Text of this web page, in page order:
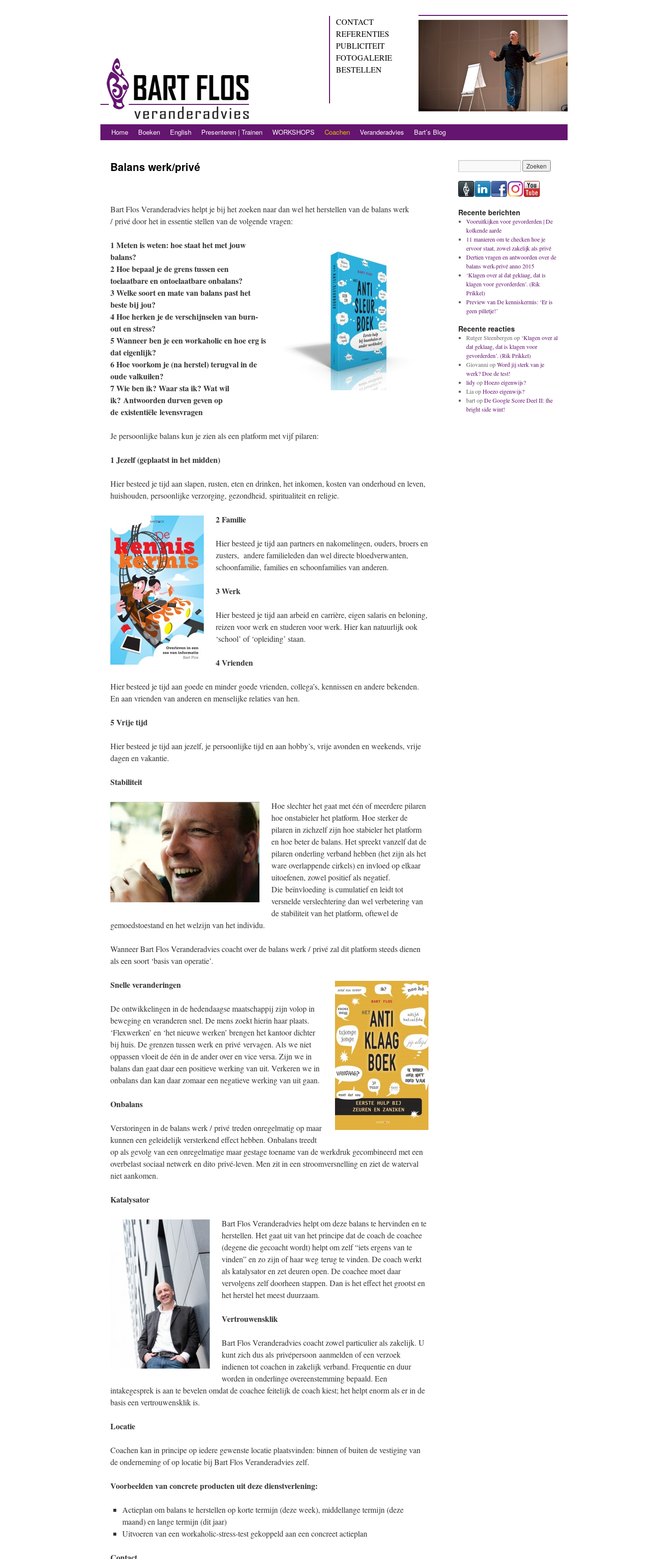
CONTACT
REFERENTIES
PUBLICITEIT
FOTOGALERIE
BESTELLEN
Home Boeken English Presenteren | Trainen WORKSHOPS Coachen Veranderadvies Bart’s Blog
Balans werk/privé
Bart Flos Veranderadvies helpt je bij het zoeken naar dan wel het herstellen van de balans werk
/ privé door het in essentie stellen van de volgende vragen:
1 Meten is weten: hoe staat het met jouw
balans?
2 Hoe bepaal je de grens tussen een
toelaatbare en ontoelaatbare onbalans?
3 Welke soort en mate van balans past het
beste bij jou?
4 Hoe herken je de verschijnselen van burn-
out en stress?
5 Wanneer ben je een workaholic en hoe erg is
dat eigenlijk?
6 Hoe voorkom je (na herstel) terugval in de
oude valkuilen?
7 Wie ben ik? Waar sta ik? Wat wil
ik? Antwoorden durven geven op
de existentiële levensvragen
Je persoonlijke balans kun je zien als een platform met vijf pilaren:
1 Jezelf (geplaatst in het midden)
Hier besteed je tijd aan slapen, rusten, eten en drinken, het inkomen, kosten van onderhoud en leven,
huishouden, persoonlijke verzorging, gezondheid, spiritualiteit en religie.
2 Familie
Hier besteed je tijd aan partners en nakomelingen, ouders, broers en
zusters, andere familieleden dan wel directe bloedverwanten,
schoonfamilie, families en schoonfamilies van anderen.
3 Werk
Hier besteed je tijd aan arbeid en carrière, eigen salaris en beloning,
reizen voor werk en studeren voor werk. Hier kan natuurlijk ook
‘school’ of ‘opleiding’ staan.
4 Vrienden
Hier besteed je tijd aan goede en minder goede vrienden, collega’s, kennissen en andere bekenden.
En aan vrienden van anderen en menselijke relaties van hen.
5 Vrije tijd
Hier besteed je tijd aan jezelf, je persoonlijke tijd en aan hobby’s, vrije avonden en weekends, vrije
dagen en vakantie.
Stabiliteit
Hoe slechter het gaat met één of meerdere pilaren
hoe onstabieler het platform. Hoe sterker de
pilaren in zichzelf zijn hoe stabieler het platform
en hoe beter de balans. Het spreekt vanzelf dat de
pilaren onderling verband hebben (het zijn als het
ware overlappende cirkels) en invloed op elkaar
uitoefenen, zowel positief als negatief.
Die beïnvloeding is cumulatief en leidt tot
versnelde verslechtering dan wel verbetering van
de stabiliteit van het platform, oftewel de
gemoedstoestand en het welzijn van het individu.
Wanneer Bart Flos Veranderadvies coacht over de balans werk / privé zal dit platform steeds dienen
als een soort ‘basis van operatie’.
Snelle veranderingen
De ontwikkelingen in de hedendaagse maatschappij zijn volop in
beweging en veranderen snel. De mens zoekt hierin haar plaats.
‘Flexwerken’ en ‘het nieuwe werken’ brengen het kantoor dichter
bij huis. De grenzen tussen werk en privé vervagen. Als we niet
oppassen vloeit de één in de ander over en vice versa. Zijn we in
balans dan gaat daar een positieve werking van uit. Verkeren we in
onbalans dan kan daar zomaar een negatieve werking van uit gaan.
Onbalans
Verstoringen in de balans werk / privé treden onregelmatig op maar
kunnen een geleidelijk versterkend effect hebben. Onbalans treedt
op als gevolg van een onregelmatige maar gestage toename van de werkdruk gecombineerd met een
overbelast sociaal netwerk en dito privé-leven. Men zit in een stroomversnelling en ziet de waterval
niet aankomen.
Katalysator
Bart Flos Veranderadvies helpt om deze balans te hervinden en te
herstellen. Het gaat uit van het principe dat de coach de coachee
(degene die gecoacht wordt) helpt om zelf “iets ergens van te
vinden” en zo zijn of haar weg terug te vinden. De coach werkt
als katalysator en zet deuren open. De coachee moet daar
vervolgens zelf doorheen stappen. Dan is het effect het grootst en
het herstel het meest duurzaam.
Vertrouwensklik
Bart Flos Veranderadvies coacht zowel particulier als zakelijk. U
kunt zich dus als privépersoon aanmelden of een verzoek
indienen tot coachen in zakelijk verband. Frequentie en duur
worden in onderlinge overeenstemming bepaald. Een
intakegesprek is aan te bevelen omdat de coachee feitelijk de coach kiest; het helpt enorm als er in de
basis een vertrouwensklik is.
Locatie
Coachen kan in principe op iedere gewenste locatie plaatsvinden: binnen of buiten de vestiging van
de onderneming of op locatie bij Bart Flos Veranderadvies zelf.
Voorbeelden van concrete producten uit deze dienstverlening:
Actieplan om balans te herstellen op korte termijn (deze week), middellange termijn (deze
maand) en lange termijn (dit jaar)
Uitvoeren van een workaholic-stress-test gekoppeld aan een concreet actieplan
Recente berichten
Vooruitkijken voor gevorderden | De
kolkende aarde
11 manieren om te checken hoe je
ervoor staat, zowel zakelijk als privé
Dertien vragen en antwoorden over de
balans werk-privé anno 2015
‘Klagen over al dat geklaag, dat is
klagen voor gevorderden’. (Rik
Prikkel)
Preview van De kenniskermis: ‘Er is
geen pilletje!’
Recente reacties
Rutger Steenbergen op ‘Klagen over al
dat geklaag, dat is klagen voor
gevorderden’. (Rik Prikkel)
Giovanni opWord jij sterk van je
werk? Doe de test!
lidyopHoezo eigenwijs?
LiaopHoezo eigenwijs?
bartopDe Google Score Deel II: the
bright side wint!